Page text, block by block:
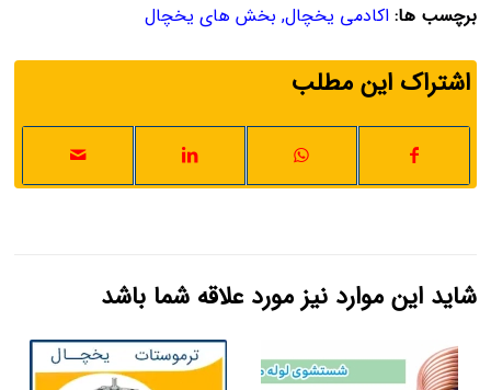
برچسب ها: اکادمی یخچال, بخش های یخچال
اشتراک این مطلب
شاید این موارد نیز مورد علاقه شما باشد